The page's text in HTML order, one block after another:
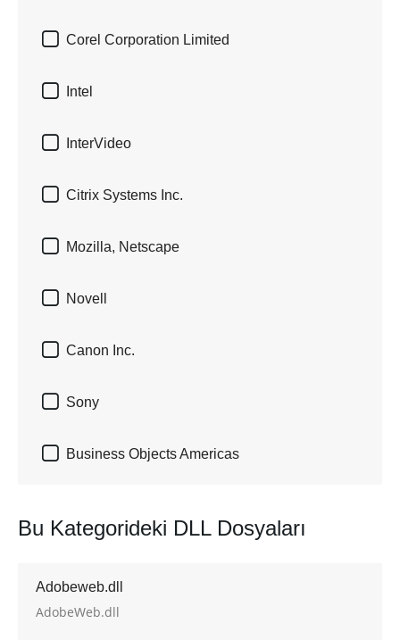
 Corel Corporation Limited
 Intel
 InterVideo
 Citrix Systems Inc.
 Mozilla, Netscape
 Novell
 Canon Inc.
 Sony
 Business Objects Americas
Bu Kategorideki DLL Dosyaları
Adobeweb.dll
AdobeWeb.dll